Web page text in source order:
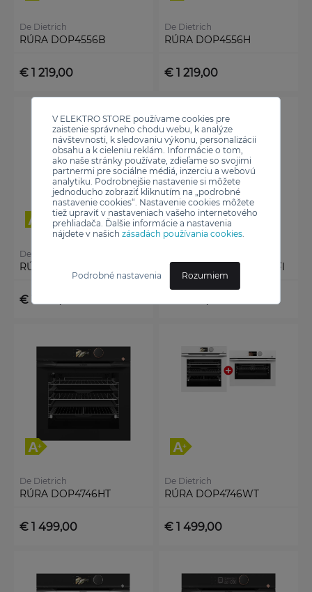
V ELEKTRO STORE používame cookies pre
zaistenie správneho chodu webu, k analýze
návštevnosti, k sledovaniu výkonu, personalizácii
obsahu a k cieleniu reklám. Informácie o tom,
ako naše stránky používate, zdieľame so svojimi
partnermi pre sociálne médiá, inzerciu a webovú
analytiku. Podrobnejšie nastavenie si môžete
jednoducho zobraziť kliknutím na „podrobné
nastavenie cookies“. Nastavenie cookies môžete
tiež upraviť v nastaveniach vašeho internetového
prehliadača. Ďalšie informácie a nastavenia
nájdete v našich zásadách používania cookies.
Podrobné nastavenia Rozumiem
De Dietrich
RÚRA DOP4556B
€ 1 219,00
De Dietrich
RÚRA DOP4556H
€ 1 219,00
De Dietrich
RÚRA DOP4756X WIFI
€ 1 869,00
RÚRA DOP4756MB WIFI
De Dietrich
RÚRA DOP4746HT
€ 1 499,00
De Dietrich
RÚRA DOP4746WT
€ 1 499,00